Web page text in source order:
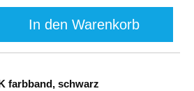
In den Warenkorb
farbband, schwarz